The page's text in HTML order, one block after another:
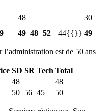
48
30
49 48 52 44{{}} 49
l’administration est de 50 ans
SD SR Tech Total
48
48
50 56 45 50